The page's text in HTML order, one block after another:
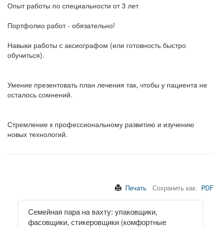
Опыт работы по специальности от 3 лет
Портфолио работ - обязательно!
Навыки работы с аксиографом (или готовность быстро
обучиться).
Умение презентовать план лечения так, чтобы у пациента не
осталось сомнений.
Стремление к профессиональному развитию и изучению
новых технологий.
Печать Сохранить как: PDF
Семейная пара на вахту: упаковщики,
фасовщики, стикеровщики (комфортные